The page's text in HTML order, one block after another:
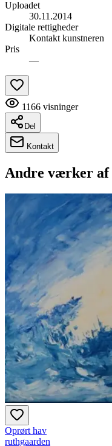
Uploadet
30.11.2014
Digitale rettigheder
Kontakt kunstneren
Pris
—
1166 visninger
Del
Kontakt
Andre værker af
Oprørt hav
ruthgaarden